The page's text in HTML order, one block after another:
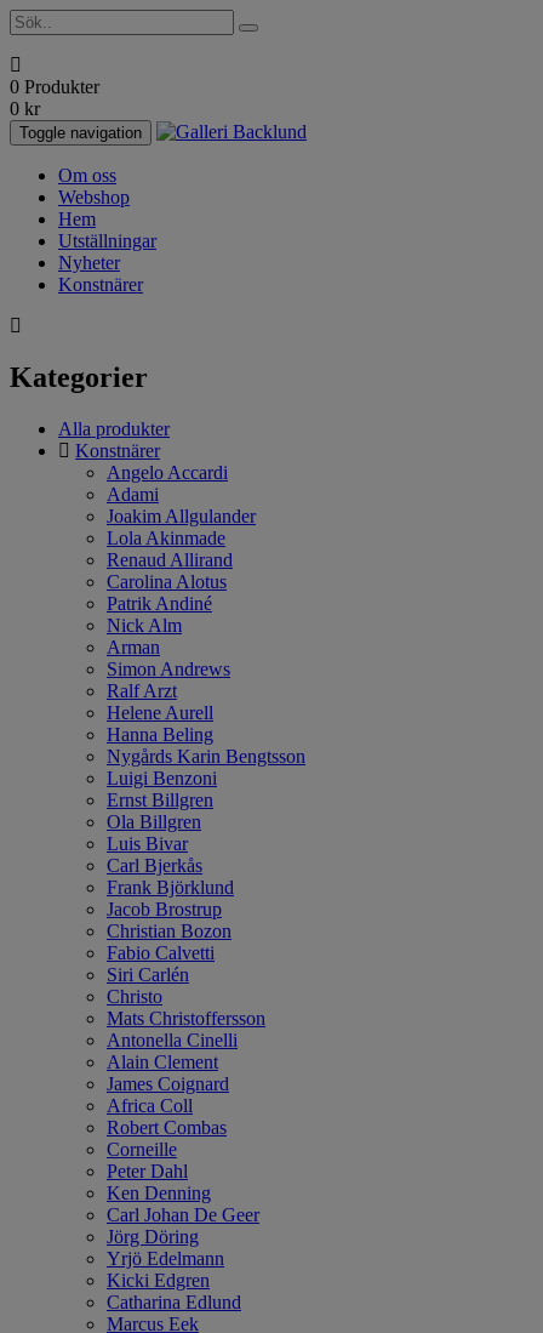
0 Produkter
0 kr
Toggle navigation
Om oss
Webshop
Hem
Utställningar
Nyheter
Konstnärer
Kategorier
Alla produkter
Konstnärer
Angelo Accardi
Adami
Joakim Allgulander
Lola Akinmade
Renaud Allirand
Carolina Alotus
Patrik Andiné
Nick Alm
Arman
Simon Andrews
Ralf Arzt
Helene Aurell
Hanna Beling
Nygårds Karin Bengtsson
Luigi Benzoni
Ernst Billgren
Ola Billgren
Luis Bivar
Carl Bjerkås
Frank Björklund
Jacob Brostrup
Christian Bozon
Fabio Calvetti
Siri Carlén
Christo
Mats Christoffersson
Antonella Cinelli
Alain Clement
James Coignard
Africa Coll
Robert Combas
Corneille
Peter Dahl
Ken Denning
Carl Johan De Geer
Jörg Döring
Yrjö Edelmann
Kicki Edgren
Catharina Edlund
Marcus Eek